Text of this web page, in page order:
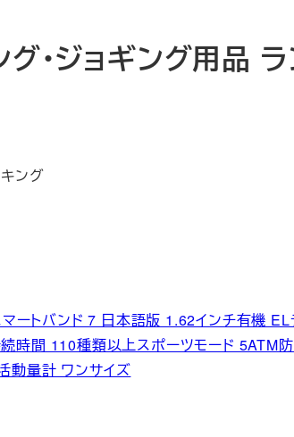
・ジョギング用品
ング
ートバンド 7 日本語版 1.62インチ有機 EL
時間 110種類以上スポーツモード 5ATM
動量計 ワンサイズ